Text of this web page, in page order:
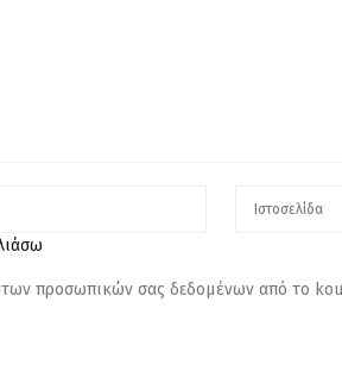
προσωπικών σας δεδομένων από το